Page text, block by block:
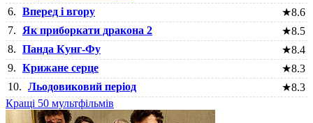
6. Вперед і вгору ★8.6
7.
Як приборкати дракона 2 ★8.5
8. Панда Кунг-Фу ★8.4
9. Крижане серце ★8.3
10. Льодовиковий період ★8.3
Кращі 50 мультфільмів